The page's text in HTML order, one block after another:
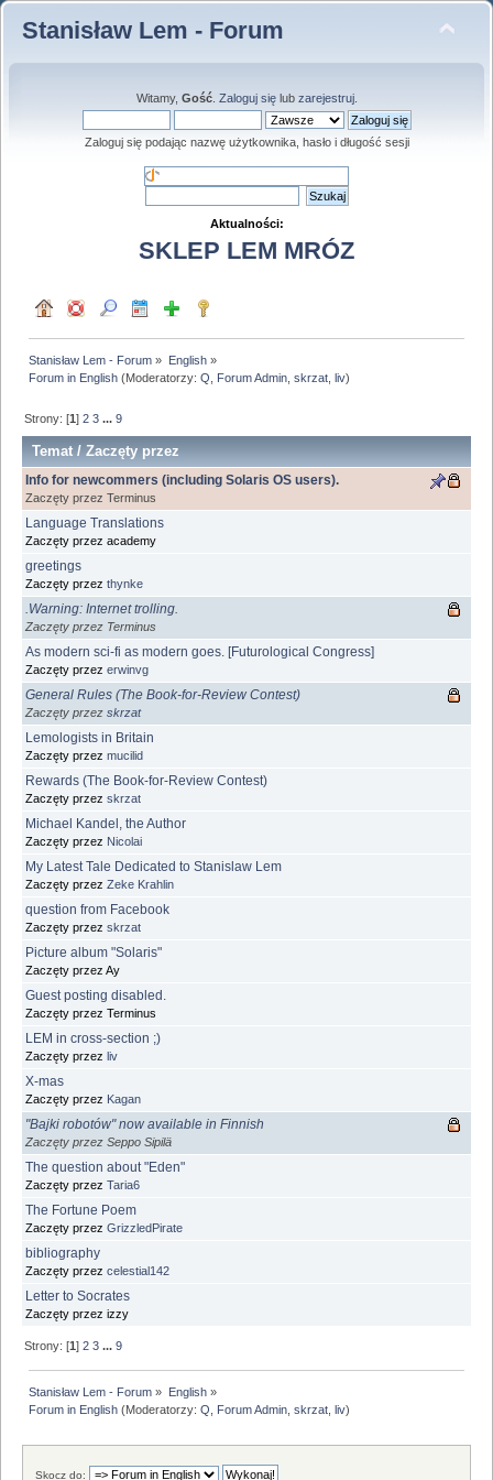
Stanisław Lem - Forum
Witamy, Gość. Zaloguj sięlub zarejestruj.
Zaloguj się podając nazwę użytkownika, hasło i długość sesji
Aktualności:
SKLEP LEM MRÓZ
Stanisław Lem - Forum » English»
Forum in English (Moderatorzy:Q Forum Admin ,skrzat ,liv)
Strony: [1]2 3 ...9
Temat /Zaczęty przez
Info for newcommers (including Solaris OS users).
Zaczęty przez Terminus
Language Translations
Zaczęty przez academy
greetings
Zaczęty przez thynke
.Warning: Internet trolling.
Zaczęty przez Terminus
As modern sci-fi as modern goes. [Futurological Congress]
Zaczęty przez erwinvg
General Rules (The Book-for-Review Contest)
Zaczęty przez skrzat
Lemologists in Britain
Zaczęty przez mucilid
Rewards (The Book-for-Review Contest)
Zaczęty przez skrzat
Michael Kandel, the Author
Zaczęty przez Nicolai
My Latest Tale Dedicated to Stanislaw Lem
Zaczęty przez Zeke Krahlin
question from Facebook
Zaczęty przez skrzat
Picture album "Solaris"
Zaczęty przez Ay
Guest posting disabled.
Zaczęty przez Terminus
LEM in cross-section ;)
Zaczęty przez liv
X-mas
Zaczęty przez Kagan
"Bajki robotów" now available in Finnish
Zaczęty przez Seppo Sipilä
The question about "Eden"
Zaczęty przez Taria6
The Fortune Poem
Zaczęty przez GrizzledPirate
bibliography
Zaczęty przez celestial142
Letter to Socrates
Zaczęty przez izzy
Strony: [1]2 3 ...9
Stanisław Lem - Forum » English»
Forum in English (Moderatorzy:Q Forum Admin ,skrzat ,liv)
Skocz do: